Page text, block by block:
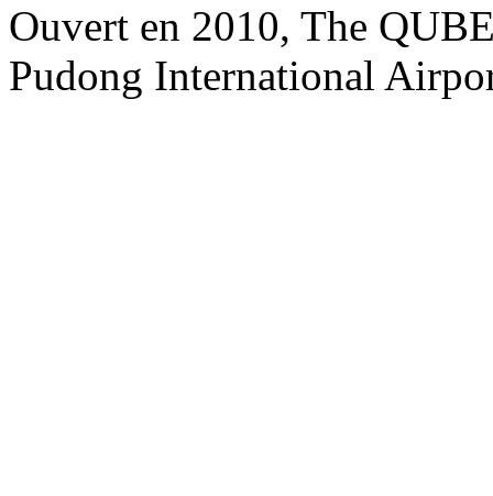
Ouvert en 2010, The
Pudong International